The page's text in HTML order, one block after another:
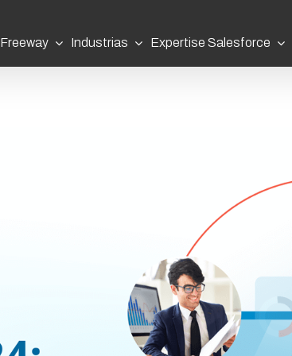
Freeway Industrias Expertise Salesforce